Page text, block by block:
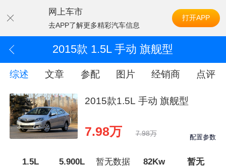
网上车市
去APP了解更多精彩汽车信息
打开APP
2015款 1.5L 手动 旗舰型
综述 文章 参配 图片 经销商 点评
2015款1.5L 手动 旗舰型
7.98万 7.98万 配置参数
1.5L 5.900L 暂无数据 82Kw 暂无